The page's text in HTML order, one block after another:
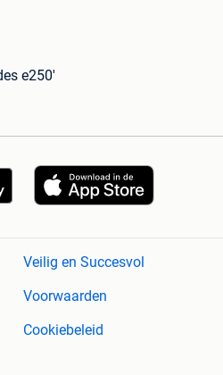
e250'
Veilig en Succesvol
Voorwaarden
Cookiebeleid